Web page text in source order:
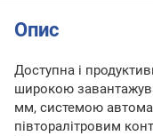
Опис
Доступна і
широкою
мм, системою
півторалітровим